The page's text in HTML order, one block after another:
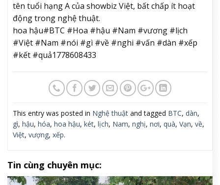
tên tuổi hạng A của showbiz Việt, bất chấp ít hoạt
động trong nghệ thuật.
hoa hậu#BTC #Hoa #hậu #Nam #vương #lịch
#Việt #Nam #nói #gì #về #nghi #vấn #dàn #xếp
#kết #quả1778608433
This entry was posted in Nghệ thuật and tagged BTC, dàn,
gì, hậu, hóa, hoa hậu, két, lịch, Nam, nghị, nơi, quà, Vạn, về,
Việt, vượng, xếp.
Tin cùng chuyên mục: